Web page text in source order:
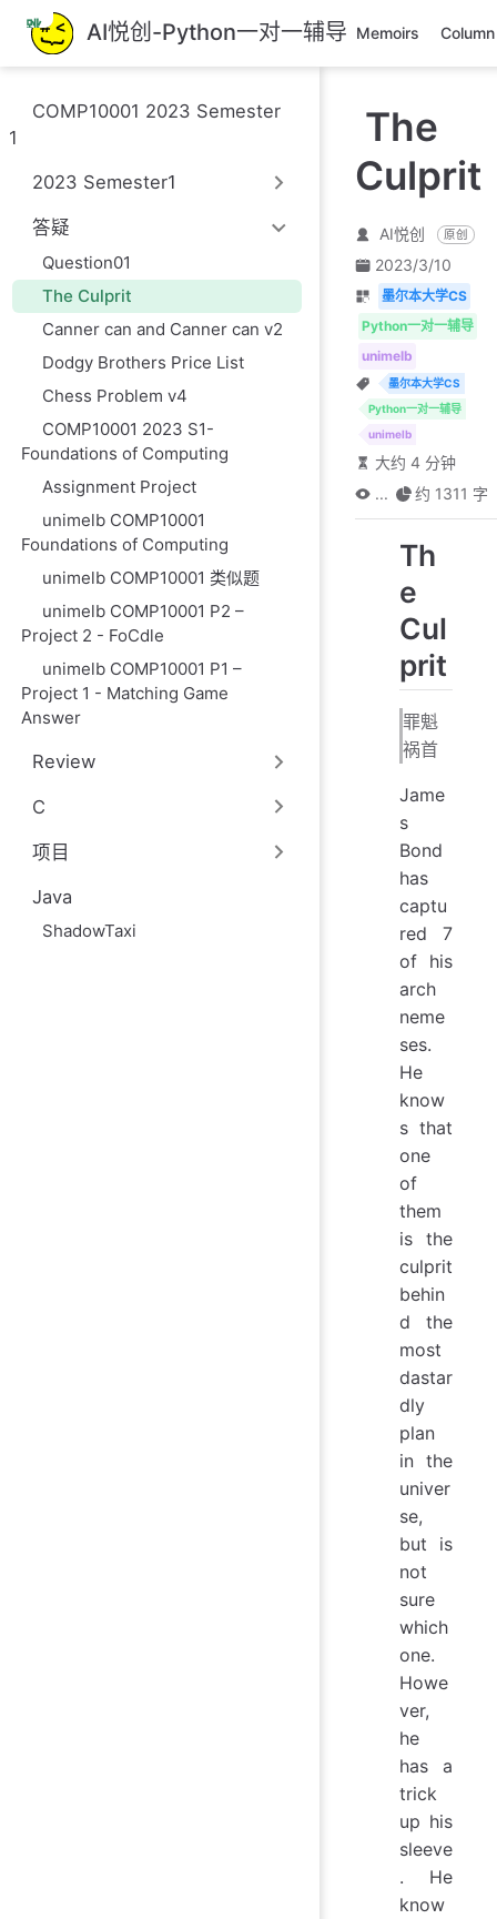
跳
至
主
內
AI悦创-Python一对一辅导 Memoirs Column
COMP10001 2023 Semester
1
2023 Semester1
答疑
Question01
The Culprit
Canner can and Canner can v2
Dodgy Brothers Price List
Chess Problem v4
COMP10001 2023 S1-
Foundations of Computing
Assignment Project
unimelb COMP10001
Foundations of Computing
unimelb COMP10001 类似题
unimelb COMP10001 P2 –
Project 2 - FoCdle
unimelb COMP10001 P1 –
Project 1 - Matching Game
Answer
Review
C
项目
Java
ShadowTaxi
The
Culprit
AI悦创 原创
2023/3/10
墨尔本大学CS
Python一对一辅导
unimelb
墨尔本大学CS
Python一对一辅导
unimelb
大约 4 分钟
...
约 1311 字
Th
e
Cul
prit
罪魁
祸首
Jame
s
Bond
has
captu
red 7
of his
arch
neme
ses.
He
know
s that
one
of
them
is the
culprit
behin
d the
most
dastar
dly
plan
in the
univer
se,
but is
not
sure
which
one.
Howe
ver,
he
has a
trick
up his
sleeve
. He
know